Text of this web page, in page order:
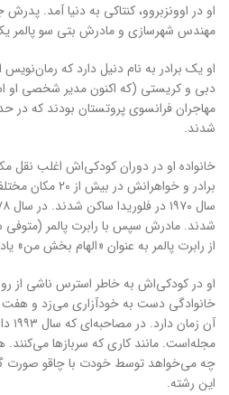
او در اوونزبروو، کنتاکی به دنیا آمد.
مهندس شهرسازی و مادرش بتی سو پالمر
او یک برادر به نام دنیل دارد که
دبی و کریستی (که اکنون مدیر شخصی او
شدند.
خانواده او در دوران کودکی‌اش اغلب نقل
برادر و
شدند.
از رابرت پالمر به عنوان «الهام بخش من»
او در کودکی‌اش به خاطر استرس ناشی از
خانوادگی دست به خودآزاری می‌زد و هفت
آن
مجله‌است. مانند کاری که سربازها
چه می‌خواهد توسط خودت با چاقو صورت
این رشته.